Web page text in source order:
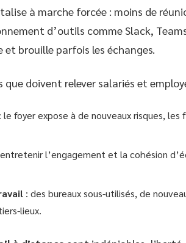
à marche forcée : moins de
d’outils comme Slack,
et brouille parfois les échanges.
que doivent relever salariés et
: le foyer expose à de nouveaux risques,
l’engagement et la cohésion
: des bureaux sous-utilisés, de
lieux.